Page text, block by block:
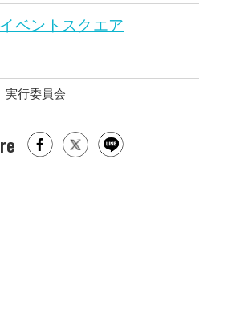
ベントスクエア
実行委員会